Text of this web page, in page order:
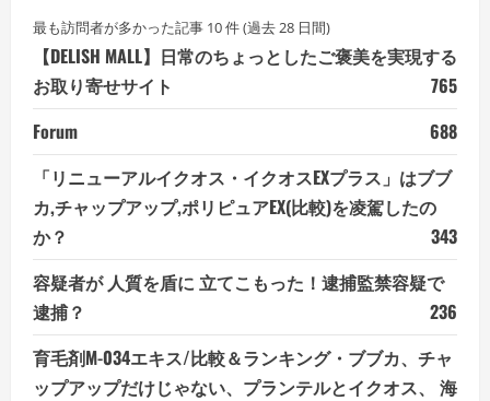
最も訪問者が多かった記事 10 件 (過去 28 日間)
【DELISH MALL】日常のちょっとしたご褒美を実現する
お取り寄せサイト
765
Forum
688
「リニューアルイクオス・イクオスEXプラス」はブブ
カ,チャップアップ,ポリピュアEX(比較)を凌駕したの
か？
343
容疑者が 人質を盾に 立てこもった！逮捕監禁容疑で
逮捕？
236
育毛剤M-034エキス/比較＆ランキング・ブブカ、チャ
ップアップだけじゃない、プランテルとイクオス、 海